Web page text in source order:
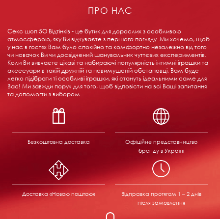
ПРО НАС
Секс шоп 5О Відтінків - це бутик для дорослих з особливою
атмосферою, яку Ви відчуваєте з першого погляду. Ми хочемо, щоб
у нас в гостях Вам було спокійно та комфортно незалежно від того
чи новачок Ви чи досвідчений шанувальник чуттєвих експериментів.
Коли Ви вивчаєте цікаві та набираючі популярність інтимні іграшки та
аксесуари в такій дружній та невимушеній обстановці, Вам буде
легко підібрати ті особливі іграшки, які стануть ідеальними саме для
Вас! Ми завжди поруч для того, щоб відповісти на всі Ваші запитання
та допомогти з вибором.
Безкоштовна доставка
Офіційне представництво
бренду в Україні
Доставка «Новою поштою» Відправка протягом 1 – 2 днів
після замовлення